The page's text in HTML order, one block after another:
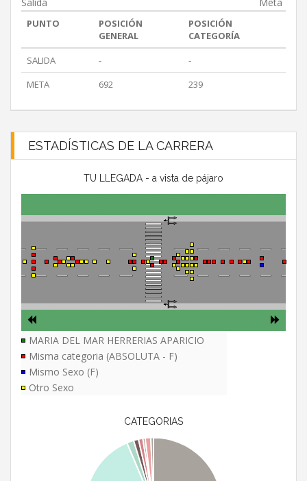
Salida Meta
PUNTO
POSICIÓN
GENERAL
POSICIÓN
CATEGORÍA
SALIDA
-
-
META
692 239
ESTADÍSTICAS DE LA CARRERA
TU LLEGADA - a vista de pájaro
MARIA DEL MAR HERRERIAS APARICIO
Misma categoria (ABSOLUTA - F)
Mismo Sexo (F)
Otro Sexo
CATEGORIAS